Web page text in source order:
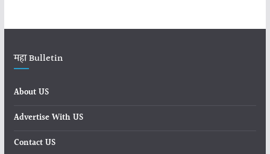
महा Bulletin
About US
Advertise With US
Contact US